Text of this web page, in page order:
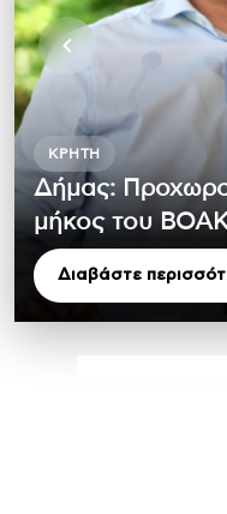
ΚΡΉΤΗ
Δήμας:
μήκος του
Διαβάστε